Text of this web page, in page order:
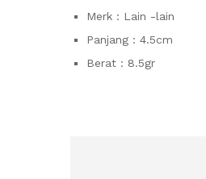
Merk : Lain -lain
Panjang : 4.5cm
Berat : 8.5gr